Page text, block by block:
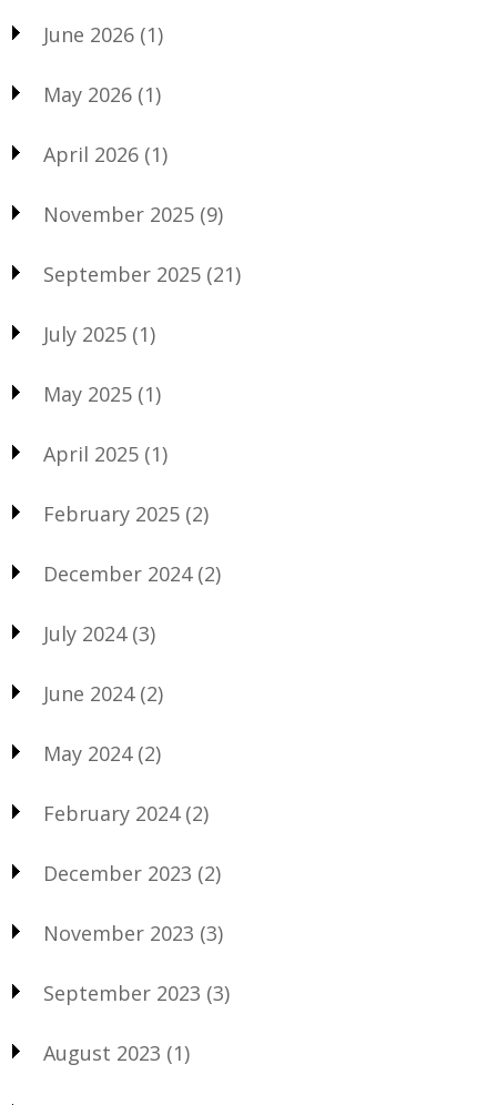
June 2026 (1)
May 2026 (1)
April 2026 (1)
November 2025 (9)
September 2025 (21)
July 2025 (1)
May 2025 (1)
April 2025 (1)
February 2025 (2)
December 2024(2)
July 2024(3)
June 2024(2)
May 2024(2)
February 2024(2)
December 2023 (2)
November 2023 (3)
September 2023 (3)
August 2023 (1)